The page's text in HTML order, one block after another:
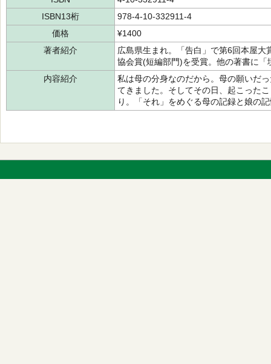
ISBN13桁
978-4-10-332911-4
価格
¥1400
著者紹介
広島県生まれ。「告白」で第6回本屋
協会賞(短編部門)を受賞。他の著書に「
内容紹介
私は母の分身なのだから。母の願いだ
てきました。そしてその日、起こった
り。「それ」をめぐる母の記録と娘の